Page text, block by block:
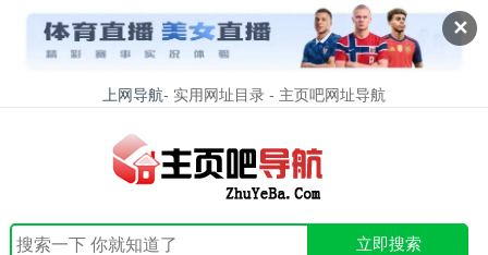
✕
上网导航- 实用网址目录 - 主页吧网址导航
立即搜索